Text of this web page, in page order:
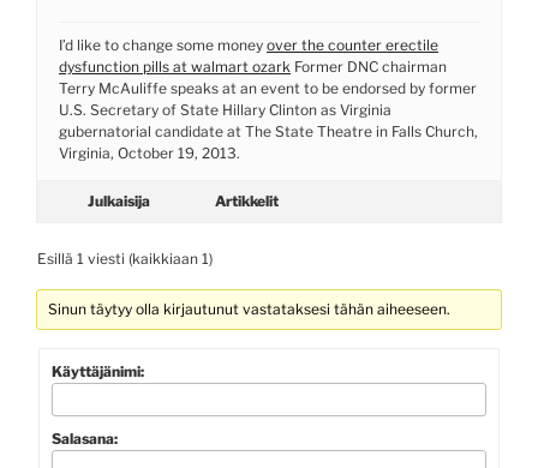
I’d like to change some money over the counter erectile
dysfunction pills at walmart ozark Former DNC chairman
Terry McAuliffe speaks at an event to be endorsed by former
U.S. Secretary of State Hillary Clinton as Virginia
gubernatorial candidate at The State Theatre in Falls Church,
Virginia, October 19, 2013.
Julkaisija Artikkelit
Esillä 1 viesti (kaikkiaan 1)
Sinun täytyy olla kirjautunut vastataksesi tähän aiheeseen.
Käyttäjänimi:
Salasana: